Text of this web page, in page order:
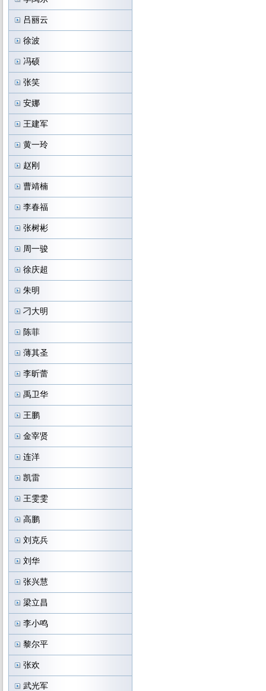
吕丽云
徐波
冯硕
张笑
安娜
王建军
黄一玲
赵刚
曹靖楠
李春福
张树彬
周一骏
徐庆超
朱明
刁大明
陈菲
薄其圣
李昕蕾
禹卫华
王鹏
金宰贤
连洋
凯雷
王雯雯
高鹏
刘克兵
刘华
张兴慧
梁立昌
李小鸣
黎尔平
张欢
武光军